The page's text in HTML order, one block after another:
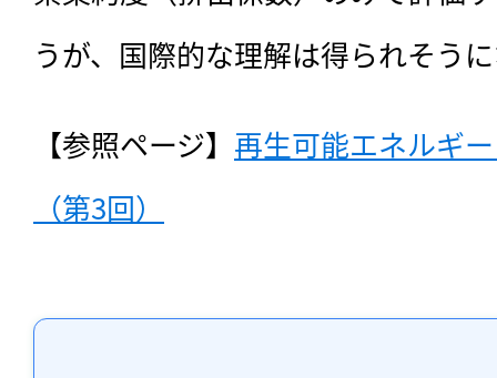
うが、国際的な理解は得られそう
【参照ページ】 再生可能エネルギ
（第3回）